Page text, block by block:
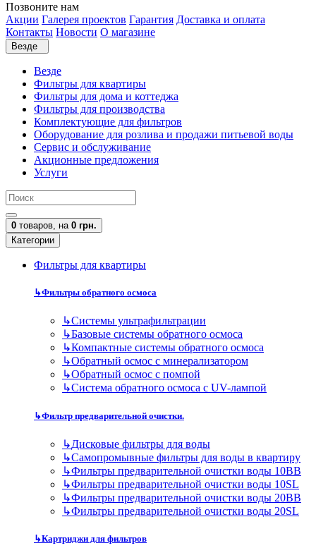
Позвоните нам
Акции Галерея проектов Гарантия Доставка и оплата
Контакты Новости О магазине
Везде
Везде
Фильтры для квартиры
Фильтры для дома и коттеджа
Фильтры для производства
Комплектующие для фильтров
Оборудование для розлива и продажи питьевой воды
Сервис и обслуживание
Акционные предложения
Услуги
0 товаров, на 0 грн.
Категории
Фильтры для квартиры
↳Фильтры обратного осмоса
↳Cистемы ультрафильтрации
↳Базовые системы обратного осмоса
↳Компактные системы обратного осмоса
↳Обратный осмос с минерализатором
↳Обратный осмос с помпой
↳Система обратного осмоса с UV-лампой
↳Фильтр предварительной очистки.
↳Дисковые фильтры для воды
↳Самопромывные фильтры для воды в квартиру
↳Фильтры предварительной очистки воды 10BB
↳Фильтры предварительной очистки воды 10SL
↳Фильтры предварительной очистки воды 20BB
↳Фильтры предварительной очистки воды 20SL
↳Картриджи для фильтров